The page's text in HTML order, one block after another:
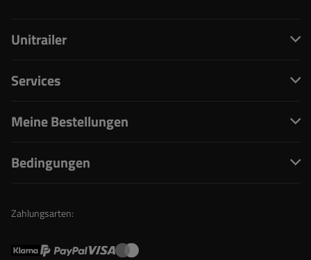
Unitrailer
Services
Meine Bestellungen
Bedingungen
Zahlungsarten: